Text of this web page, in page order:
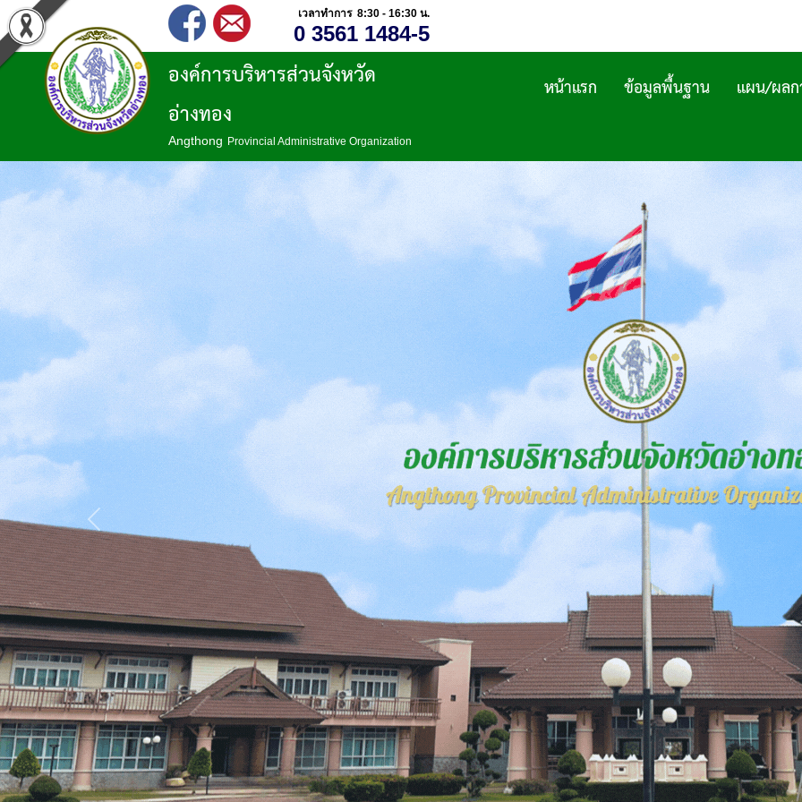
เวลาทำการ 8:30 - 16:30 น.
0 3561 1484-5
องค์การบริหารส่วนจังหวัด
อ่างทอง
Angthong Provincial Administrative Organization
แผน/ผลก
ข้อมูลพื้นฐาน
หน้าแรก
Previous